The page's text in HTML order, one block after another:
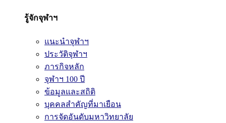
รู้จักจุฬาฯ
แนะนำจุฬาฯ
ประวัติจุฬาฯ
ภารกิจหลัก
จุฬาฯ 100 ปี
ข้อมูลและสถิติ
บุคคลสำคัญที่มาเยือน
การจัดอันดับมหาวิทยาลัย